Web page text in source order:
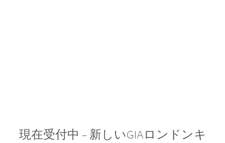
現在受付中 – 新しいGIAロンドンキ